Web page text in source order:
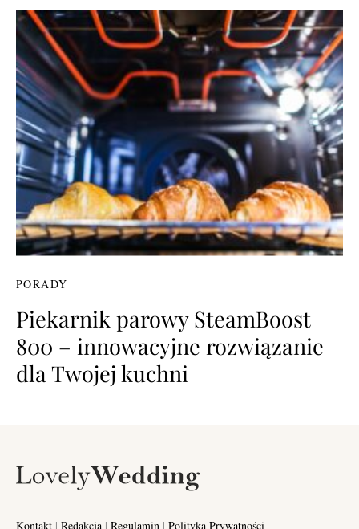
PORADY
Piekarnik parowy SteamBoost
800 – innowacyjne rozwiązanie
dla Twojej kuchni
Kontakt | Redakcja | Regulamin | Polityka Prywatności